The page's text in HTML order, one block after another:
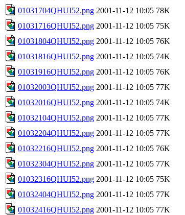
01031704QHUI52.png 2001-11-12 10:05 78K
01031716QHUI52.png 2001-11-12 10:05 75K
01031804QHUI52.png 2001-11-12 10:05 76K
01031816QHUI52.png 2001-11-12 10:05 74K
01031916QHUI52.png 2001-11-12 10:05 76K
01032003QHUI52.png 2001-11-12 10:05 77K
01032016QHUI52.png 2001-11-12 10:05 74K
01032104QHUI52.png 2001-11-12 10:05 77K
01032204QHUI52.png 2001-11-12 10:05 77K
01032216QHUI52.png 2001-11-12 10:05 76K
01032304QHUI52.png 2001-11-12 10:05 77K
01032316QHUI52.png 2001-11-12 10:05 75K
01032404QHUI52.png 2001-11-12 10:05 77K
01032416QHUI52.png 2001-11-12 10:05 77K